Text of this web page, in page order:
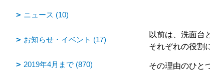
以前は、洗面台
それぞれの役割
その理由のひと
ニュース (10)
お知らせ・イベント (17)
2019年4月まで (870)